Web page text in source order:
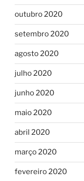
outubro 2020
setembro 2020
agosto 2020
julho 2020
junho 2020
maio 2020
abril 2020
março 2020
fevereiro 2020